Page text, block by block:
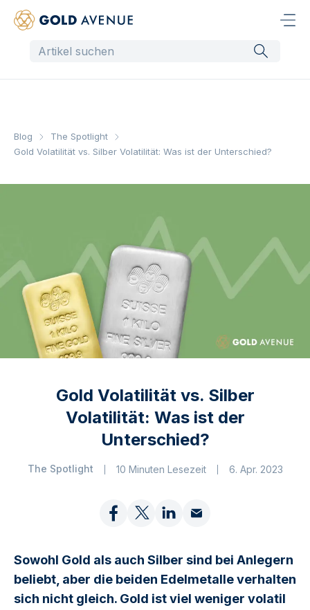
Blog
The Spotlight
Gold Volatilität vs. Silber Volatilität: Was ist der Unterschied?
Gold Volatilität vs. Silber
Volatilität: Was ist der
Unterschied?
The Spotlight 10 Minuten Lesezeit 6. Apr. 2023
Sowohl Gold als auch Silber sind bei Anlegern
beliebt, aber die beiden Edelmetalle verhalten
sich nicht gleich. Gold ist viel weniger volatil